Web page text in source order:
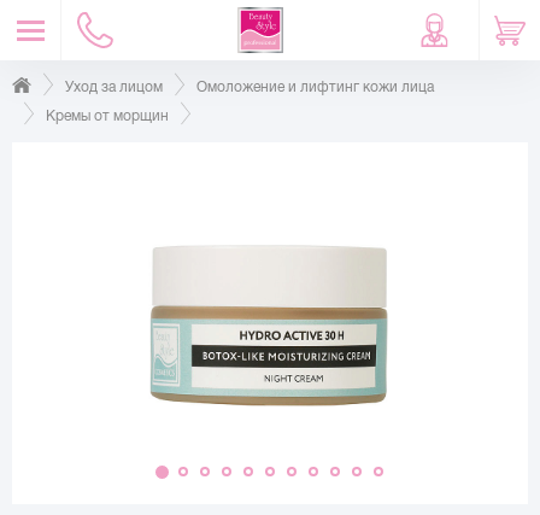
Уход за лицом
Омоложение и лифтинг кожи лица
Кремы от морщин